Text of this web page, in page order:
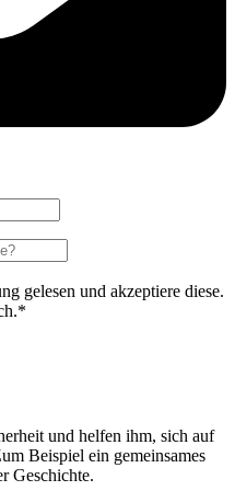
gelesen und akzeptiere diese.
und helfen ihm, sich auf
Beispiel ein gemeinsames
Geschichte.